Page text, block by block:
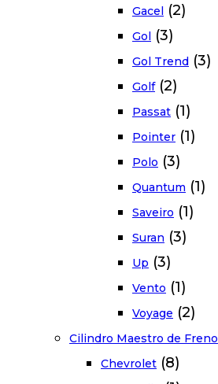
Gacel (2)
Gol (3)
Gol Trend (3)
Golf (2)
Passat (1)
Pointer (1)
Polo (3)
Quantum (1)
Saveiro (1)
Suran (3)
Up (3)
Vento (1)
Voyage (2)
Cilindro Maestro de Freno
Chevrolet (8)